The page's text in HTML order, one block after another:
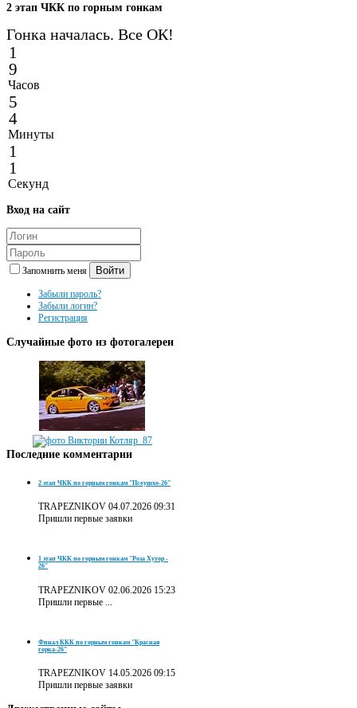
2 этап ЧКК по горным гонкам
Гонка началась. Все ОК!
1
9
Часов
5
4
Минуты
1
1
Секунд
Вход на сайт
Запомнить меня Войти
Забыли пароль?
Забыли логин?
Регистрация
Случайные фото из фотогалереи
Последние комментарии
2 этап ЧКК по горным гонкам "Псеушхо-26"
TRAPEZNIKOV 04.07.2026 09:31
Пришли первые заявки
1 этап ЧКК по горным гонкам "Роза Хутор -
26"
TRAPEZNIKOV 02.06.2026 15:23
Пришли первые ...
Финал ККК по горным гонкам "Красная
горка-26"
TRAPEZNIKOV 14.05.2026 09:15
Пришли первые заявки